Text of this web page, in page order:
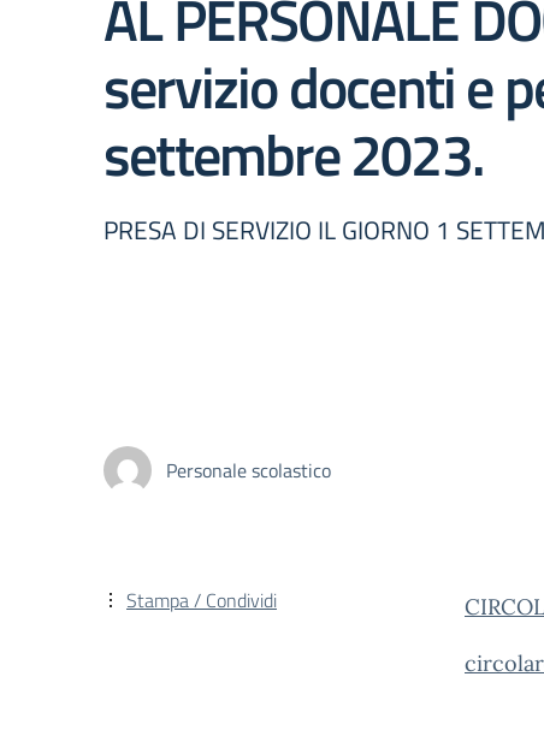
AL PERSONALE
servizio docenti e
settembre 2023.
PRESA DI SERVIZIO IL GIORNO 1
Personale scolastico
Stampa / Condividi